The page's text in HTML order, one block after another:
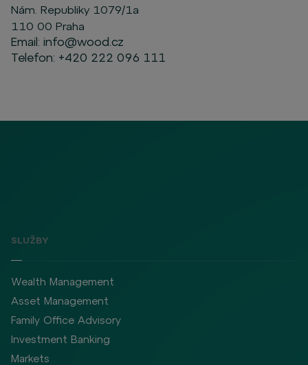
Nám. Republiky 1079/1a
110 00 Praha
Email: info@wood.cz
Telefon: +420 222 096 111
SLUŽBY
Wealth Management
Asset Management
Family Office Advisory
Investment Banking
Markets